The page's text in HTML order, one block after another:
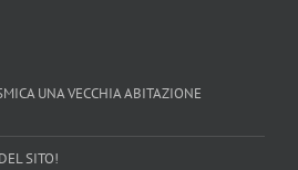
UNA VECCHIA ABITAZIONE
SITO!